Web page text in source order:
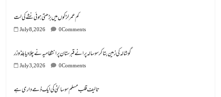
کم عمر لڑکوں میں بڑھتی ہوئی نشے کی لت
July 8, 2026 0 Comments
گوشالہ کی زمین بتا کر سوسالہ پرانے قبرستان پر انتظامیہ نے چلا دیا بلڈوزر
July 3, 2026 0 Comments
تالیف قلب مسلم سوسائٹی کی ایک ذمے داری ہے